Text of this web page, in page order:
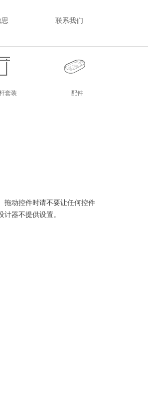
思 联系我们
套装 配件
拖动控件时请不要让任何控件
器不提供设置。